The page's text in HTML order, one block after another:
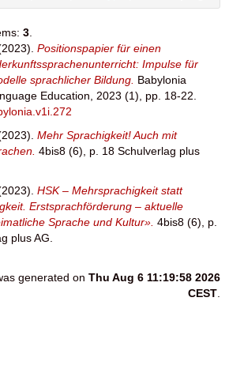
3
Positionspapier für einen
Impulse für
sprachlicher Bildung. Babylonia
Education, 2023 (1), pp. 18-22.
Mehr Sprachigkeit! Auch mit
4bis8 (6), p. 18 Schulverlag plus
HSK – Mehrsprachigkeit statt
Erstsprachförderung – aktuelle
Sprache und Kultur». 4bis8 (6), p.
plus AG.
generated on Thu Aug 6 11:19:58 2026
CEST